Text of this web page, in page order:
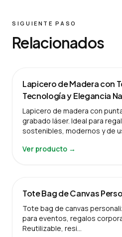
SIGUIENTE PASO
Relacionados
Lapicero de Madera con
Tecnología y Elegancia
Lapicero de madera con
grabado láser. Ideal para
sostenibles, modernos y de
Ver producto →
Tote Bag de Canvas
Tote bag de canvas
para eventos, regalos
Reutilizable, resi…